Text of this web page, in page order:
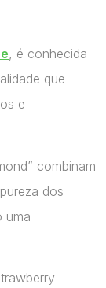
, é conhecida
que
e
combinam
dos
uma